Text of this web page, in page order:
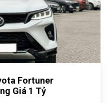
Fortuner
Giá 1 Tỷ